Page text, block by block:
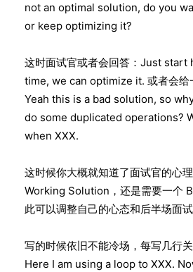
not an optimal solution, do you
or keep optimizing it?
这时面试官或者会回答：Just
time, we can optimize it. 或者会给
Yeah this is a bad solution, so
do some duplicated operations?
when XXX.
这时候你大概就知道了面试官的心
Working Solution，还是需要一个
此可以调整自己的心态和后半场面试
写的时候依旧不能冷场，每写几行
Here I am using a loop to XXX.